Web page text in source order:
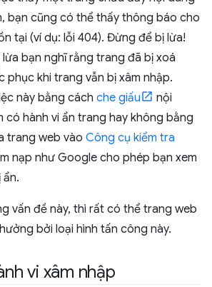
bạn cũng có thể thấy thông báo cho
tại (ví dụ: lỗi 404). Đừng để bị lừa!
bạn nghĩ rằng trang đã bị xoá
phục khi trang vẫn bị xâm nhập.
này bằng cách che giấu
nội
có hành vi ẩn trang hay không bằng
trang web vào Công cụ kiểm tra
nạp như Google cho phép bạn xem
vấn đề này, thì rất có thể trang web
bởi loại hình tấn công này.
vi xâm nhập